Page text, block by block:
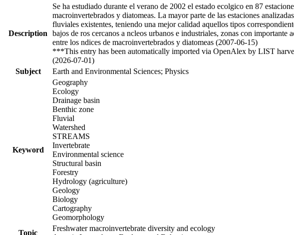
Description
Se ha estudiado durante el verano de 2002 el estado ecolgico en 87
macroinvertebrados y diatomeas. La mayor parte de las estaciones
fluviales existentes, teniendo una mejor calidad aquellos tipos
bajos de ros cercanos a ncleos urbanos e industriales, zonas con
entre los ndices de macroinvertebrados y diatomeas (2007-06-15)
***This entry has been automatically imported via OpenAlex by LIST
(2026-07-01)
Subject
Earth and Environmental Sciences; Physics
Keyword
Geography
Ecology
Drainage basin
Benthic zone
Fluvial
Watershed
STREAMS
Invertebrate
Environmental science
Structural basin
Forestry
Hydrology (agriculture)
Geology
Biology
Cartography
Geomorphology
Topic
Freshwater macroinvertebrate diversity and ecology